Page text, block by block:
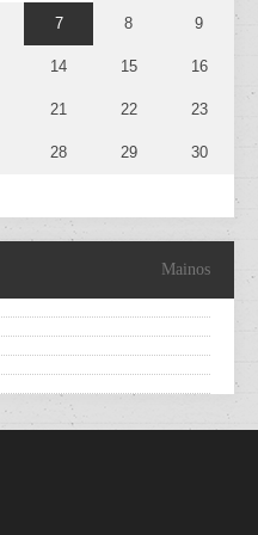
7 8 9
14 15 16
21 22 23
28 29 30
Mainos